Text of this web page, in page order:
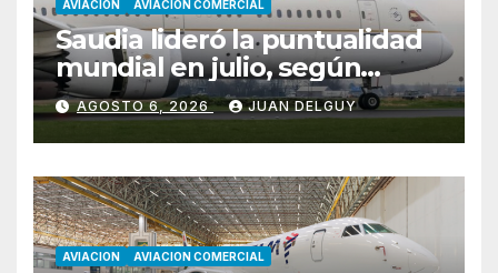
AVIACION AVIACION COMERCIAL
Saudia lideró la puntualidad
mundial en julio, según
Cirium
AGOSTO 6, 2026 JUAN DELGUY
AVIACION AVIACION COMERCIAL